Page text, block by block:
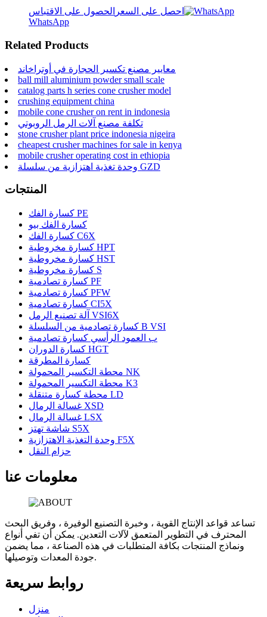
احصل على السعر الحصول على الاقتباس
WhatsApp
Related Products
معايير مصنع تكسير الحجارة في أوتراخاند
ball mill aluminium powder small scale
catalog parts h series cone crusher model
crushing equipment china
mobile cone crusher on rent in indonesia
تكلفة مصنع آلات الرمل الروبوتي
stone crusher plant price indonesia nigeira
cheapest crusher machines for sale in kenya
mobile crusher operating cost in ethiopia
وحدة تغذية اهتزازية من سلسلة GZD
المنتجات
كسارة الفك PE
كسارة الفك بيو
كسارة الفك C6X
كسارة مخروطية HPT
كسارة مخروطية HST
كسارة مخروطية S
كسارة تصادمية PF
كسارة تصادمية PFW
كسارة تصادمية CI5X
آلة تصنيع الرمل VSI6X
كسارة تصادمية من السلسلة B VSI
ب العمود الرأسي كسارة تصادمية
كسارة الدوران HGT
كسارة المطرقة
محطة التكسير المحمولة NK
محطة التكسير المحمولة K3
محطة كسارة متنقلة LD
غسالة الرمال XSD
غسالة الرمال LSX
شاشة تهتز S5X
وحدة التغذية الاهتزازية F5X
حزام النقل
معلومات عنا
تساعد قواعد الإنتاج القوية ، وخبرة التصنيع الوفيرة ، وفريق البحث
المحترف في التطوير المتعمق لآلات التعدين. يمكن أن تفي أنواع
ونماذج المنتجات بكافة المتطلبات في هذه الصناعة ، مما يضمن
جودة المعدات وتوصيلها.
روابط سريعة
منزل